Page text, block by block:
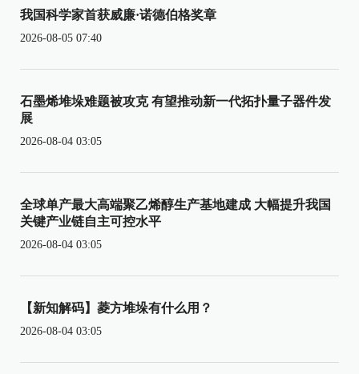
我国科学家首获威廉·诺德伯格奖章
2026-08-05 07:40
石墨烯堆垛难题被攻克 有望推动新一代拓扑量子器件发
展
2026-08-04 03:05
全球单产最大高端聚乙烯醇生产基地建成 大幅提升我国
关键产业链自主可控水平
2026-08-04 03:05
【新知解码】菱方堆垛有什么用？
2026-08-04 03:05